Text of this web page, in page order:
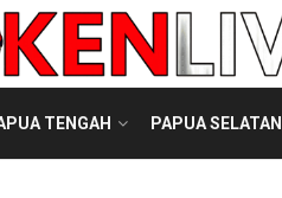
TENGAH PAPUA SELATAN